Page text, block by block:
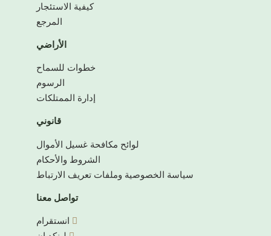
كيفية الاستئجار
المرجع
الأراضي
خطوات للسماح
الرسوم
إدارة الممتلكات
قانوني
لوائح مكافحة غسيل الأموال
الشروط والأحكام
سياسة الخصوصية وملفات تعريف الارتباط
تواصل معنا
انستقرام